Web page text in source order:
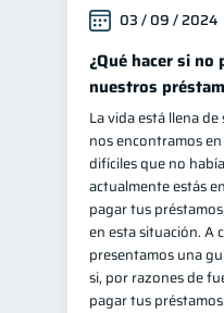
03 / 09 / 2024
¿Qué hacer si no
nuestros
La vida está llena
nos encontramos
difíciles que no
actualmente estás
pagar tus
en esta situación. A
presentamos una
si, por razones de
pagar tus préstamos.